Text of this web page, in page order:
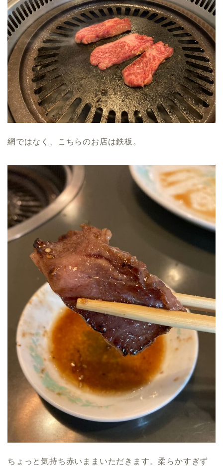
網ではなく、こちらのお店は鉄板。
ちょっと気持ち赤いままいただきます。柔らかすぎず